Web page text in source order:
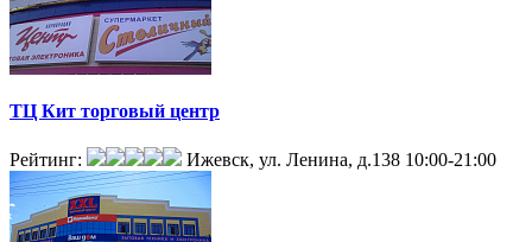
ТЦ Кит торговый центр
Рейтинг: Ижевск, ул. Ленина, д.138 10:00-21:00